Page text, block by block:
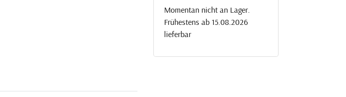
Momentan nicht an Lager.
Frühestens ab 15.08.2026
lieferbar